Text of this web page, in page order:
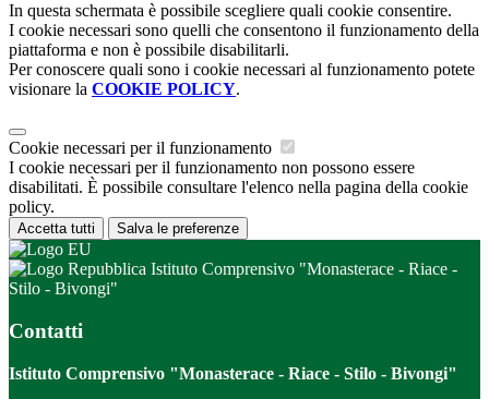
In questa schermata è possibile scegliere quali cookie consentire.
I cookie necessari sono quelli che consentono il funzionamento della
piattaforma e non è possibile disabilitarli.
Per conoscere quali sono i cookie necessari al funzionamento potete
visionare la COOKIE POLICY.
Cookie necessari per il funzionamento
I cookie necessari per il funzionamento non possono essere
disabilitati. È possibile consultare l'elenco nella pagina della cookie
policy.
Accetta tutti Salva le preferenze
Istituto Comprensivo "Monasterace - Riace -
Stilo - Bivongi"
Contatti
Istituto Comprensivo "Monasterace - Riace - Stilo - Bivongi"